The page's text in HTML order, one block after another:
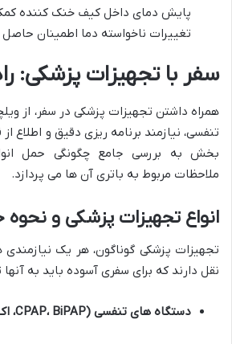
پایش دمای داخل کیف خنک کننده
تغییرات ناخواسته دما اطمینان
سفر با تجهیزات پزشکی:
همراه داشتن تجهیزات پزشکی در سفر، از
تنفسی، نیازمند برنامه ریزی دقیق و اطلاع
بخش به بررسی جامع چگونگی حمل
ملاحظات مربوط به باتری آن ها می پردازد.
انواع تجهیزات پزشکی و
تجهیزات پزشکی گوناگون، هر یک
نقل دارند که برای سفری آسوده باید به
دستگاه های تنفسی (CPAP، BiPAP، اکسیژن ساز):